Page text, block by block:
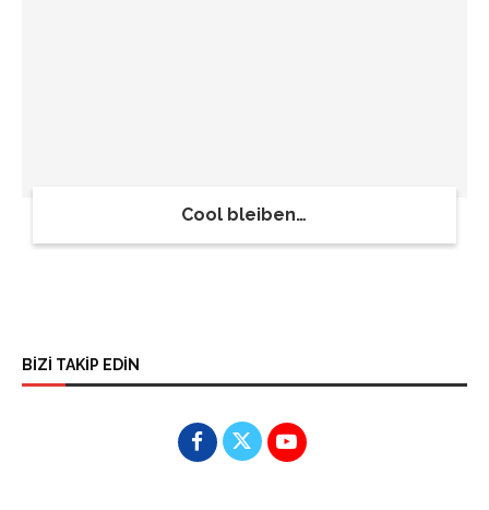
Cool bleiben…
BİZİ TAKİP EDİN